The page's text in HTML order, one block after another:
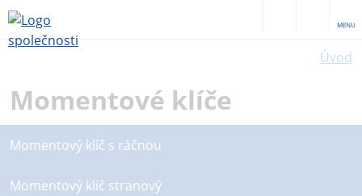
MENU
Úvod
Momentové klíče
Momentový klíč s ráčnou
Momentový klíč stranový